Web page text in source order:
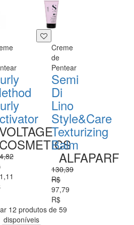
COSMETICS
Creme
de
Pentear
Semi
Di
Lino
Style&Care
Texturizing
Balm
ALFAPARF
130,39
R$
97,79
R$
12 produtos de 59
disponíveis